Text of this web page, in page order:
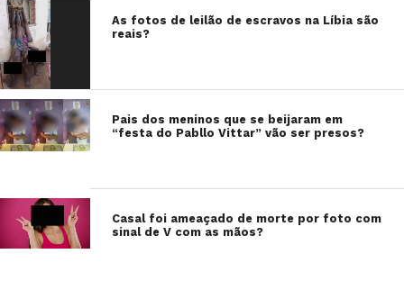
As fotos de leilão de escravos na Líbia são
reais?
Pais dos meninos que se beijaram em
“festa do Pabllo Vittar” vão ser presos?
Casal foi ameaçado de morte por foto com
sinal de V com as mãos?